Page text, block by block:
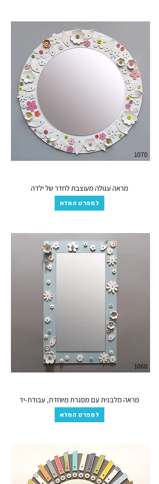
1070
מראה עגולה מעוצבת לחדר של ילדה
למפרט המלא
1060
מראה מלבנית עם מסגרת מיוחדת, עבודת-יד
למפרט המלא